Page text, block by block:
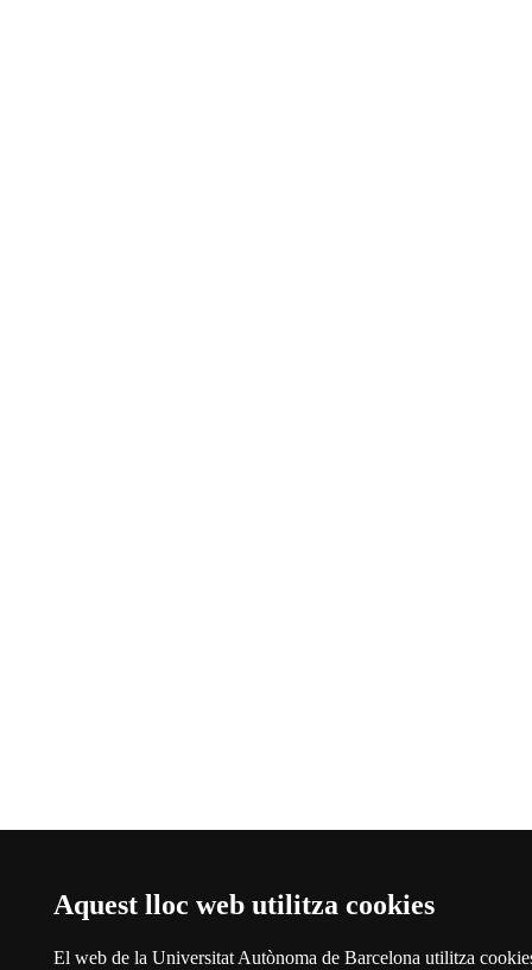
Aquest lloc web utilitza cookies
El web de la Universitat Autònoma de Barcelona utilitza